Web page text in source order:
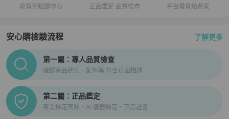
收貨至驗證中心 正品鑑定 品質檢查 平台發貨給買家
安心購檢驗流程 了解更多
PopChill拍拍圈正品驗證、安心購檢驗流程介紹
第一關：專人品質檢查
確認商品狀況、配件等 符合頁面描述
第二關：正品鑑定
專業鑑定團隊、AI 儀器鑑定、正品證書